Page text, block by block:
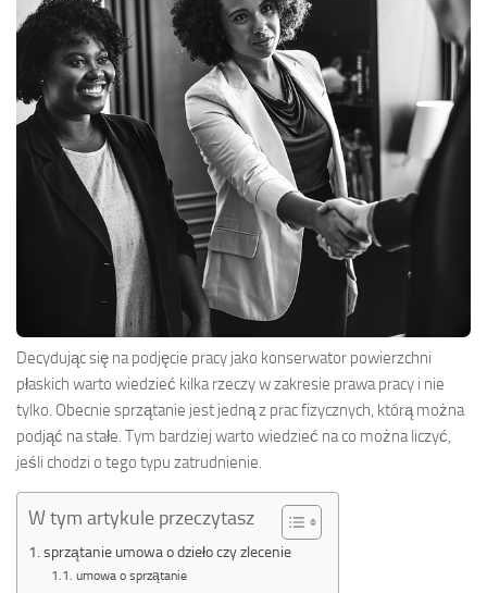
Decydując się na podjęcie pracy jako konserwator powierzchni
płaskich warto wiedzieć kilka rzeczy w zakresie prawa pracy i nie
tylko. Obecnie sprzątanie jest jedną z prac fizycznych, którą można
podjąć na stałe. Tym bardziej warto wiedzieć na co można liczyć,
jeśli chodzi o tego typu zatrudnienie.
W tym artykule przeczytasz
sprzątanie umowa o dzieło czy zlecenie
umowa o sprzątanie